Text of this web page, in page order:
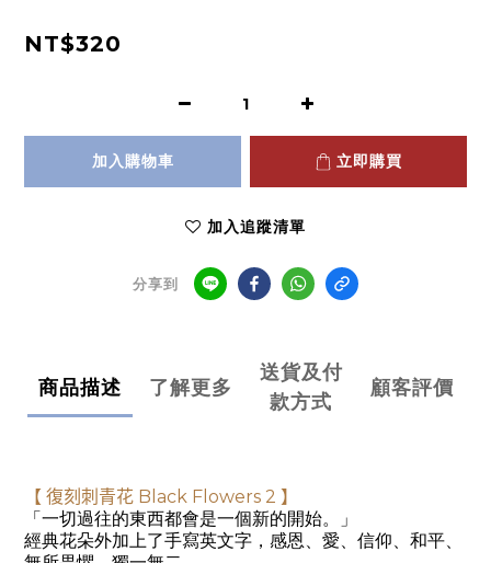
NT$320
加入購物車 立即購買
加入追蹤清單
分享到
商品描述 了解更多
送貨及付
款方式
顧客評價
【 復刻刺青花 Black Flowers 2 】
「一切過往的東西都會是一個新的開始。」
經典花朵外加上了手寫英文字，感恩、愛、信仰、和平、